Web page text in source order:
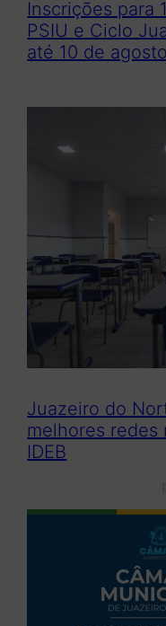
Inscrições para
PSIU e Ciclo
até 10 de
Juazeiro do
melhores redes
IDEB